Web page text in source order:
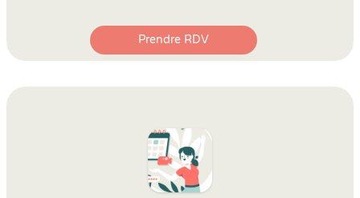
Prendre RDV